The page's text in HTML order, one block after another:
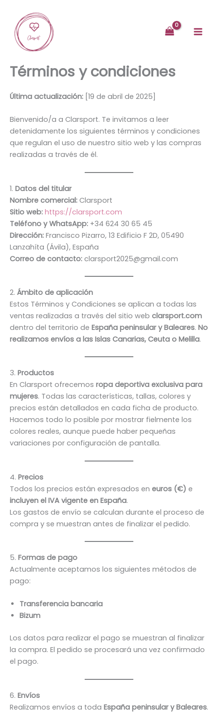
contenido
Términos y condiciones
Última actualización: [19 de abril de 2025]
Bienvenido/a a Clarsport. Te invitamos a leer
detenidamente los siguientes términos y condiciones
que regulan el uso de nuestro sitio web y las compras
realizadas a través de él.
1. Datos del titular
Nombre comercial: Clarsport
Sitio web: https://clarsport.com
Teléfono y WhatsApp: +34 624 30 65 45
Dirección: Francisco Pizarro, 13 Edificio F 2D, 05490
Lanzahíta (Ávila), España
Correo de contacto: clarsport2025@gmail.com
2. Ámbito de aplicación
Estos Términos y Condiciones se aplican a todas las
ventas realizadas a través del sitio web clarsport.com
dentro del territorio de España peninsular y Baleares. No
realizamos envíos a las Islas Canarias, Ceuta o Melilla.
3. Productos
En Clarsport ofrecemos ropa deportiva exclusiva para
mujeres. Todas las características, tallas, colores y
precios están detallados en cada ficha de producto.
Hacemos todo lo posible por mostrar fielmente los
colores reales, aunque puede haber pequeñas
variaciones por configuración de pantalla.
4. Precios
Todos los precios están expresados en euros (€) e
incluyen el IVA vigente en España.
Los gastos de envío se calculan durante el proceso de
compra y se muestran antes de finalizar el pedido.
5. Formas de pago
Actualmente aceptamos los siguientes métodos de
pago:
Transferencia bancaria
Bizum
Los datos para realizar el pago se muestran al finalizar
la compra. El pedido se procesará una vez confirmado
el pago.
6. Envíos
Realizamos envíos a toda España peninsular y Baleares.